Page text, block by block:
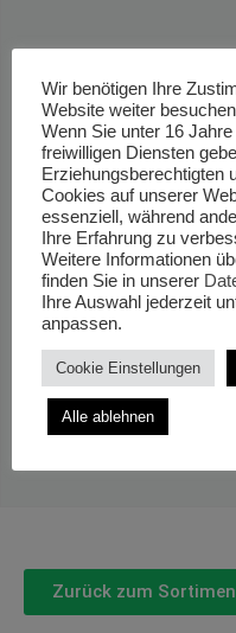
Zurück zum
Wir benötigen Ihre
Website weiter
Wenn Sie unter 16
freiwilligen Diensten
Erziehungsberechtigten
Cookies auf unserer
essenziell, während
Ihre Erfahrung zu
Weitere Informationen
finden Sie in unserer
Ihre Auswahl jederzeit
anpassen.
Cookie Einstellungen
Alle ablehnen